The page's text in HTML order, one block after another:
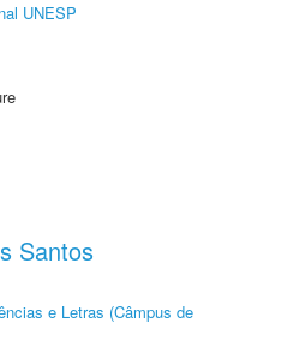
UNESP
Santos
e Letras (Câmpus de